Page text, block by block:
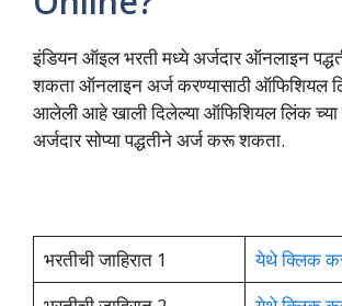
इंडियन ऑइल भरती मध्ये अर्जदार ऑनलाइन
शकता ऑनलाइन अर्ज करण्यासाठी ऑफिशियल
आलेली आहे खाली दिलेल्या ऑफिशियल लिंक च्या
अर्जदार सोप्या पद्धतीने अर्ज करू शकता.
भरतीची जाहिरात 1
येथे क्लिक